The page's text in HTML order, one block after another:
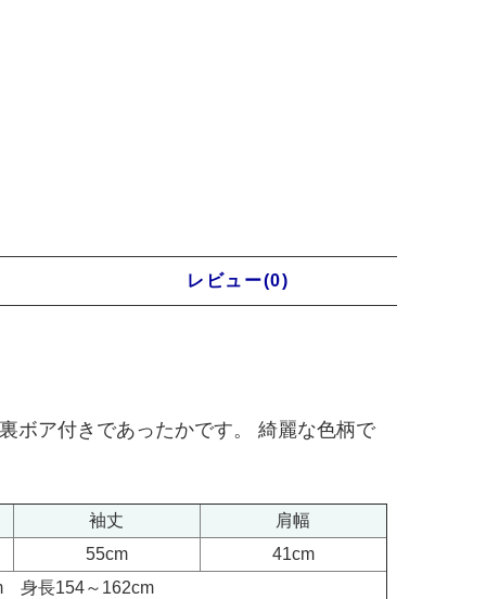
レビュー(0)
ボア付きであったかです。 綺麗な色柄で
袖丈
肩幅
55cm
41cm
身長154～162cm